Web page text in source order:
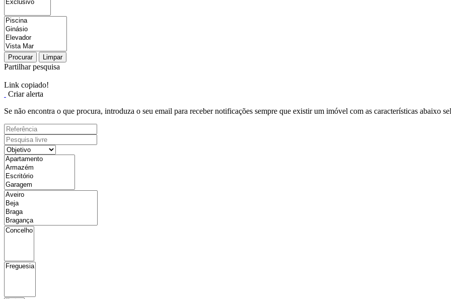
Procurar Limpar
Partilhar pesquisa
Link copiado!
Criar alerta
Se não encontra o que procura, introduza o seu email para receber notificações sempre que existir um imóvel com as características abaixo